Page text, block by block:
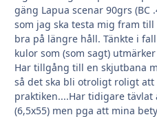
gäng Lapua scenar 90grs
som jag ska testa mig fram
bra på längre håll. Tänkte i
kulor som (som sagt)
Har tillgång till en skjutbana
så det ska bli otroligt roligt
praktiken....Har tidigare
(6,5x55) men pga att mina